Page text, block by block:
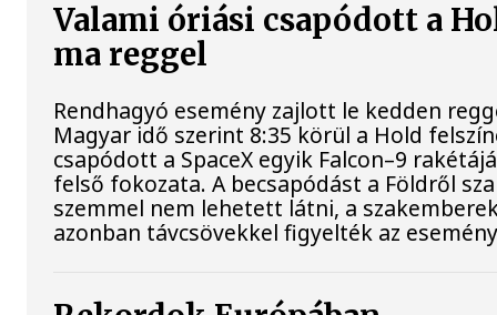
Valami óriási csapódott a
ma reggel
Rendhagyó esemény zajlott le kedden
Magyar idő szerint 8:35 körül a Hold
csapódott a SpaceX egyik Falcon–9
felső fokozata. A becsapódást a Földről
szemmel nem lehetett látni, a
azonban távcsövekkel figyelték az